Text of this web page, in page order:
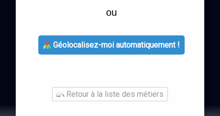
ou
Géolocalisez-moi automatiquement !
Retour à la liste des métiers